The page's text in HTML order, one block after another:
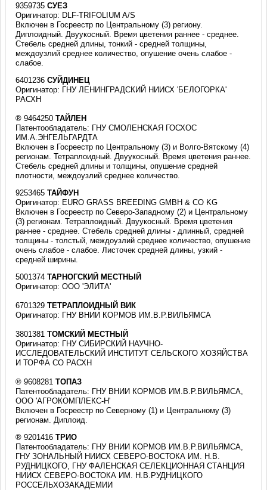
9359735СУЕЗ
Оригинатор: DLF-TRIFOLIUM A/S
Включен в Госреестр по Центральному (3) региону.
Диплоидный. Двуукосный. Время цветения раннее - среднее.
Стебель средней длины, тонкий - средней толщины,
междоузлий среднее количество, опушение очень слабое -
слабое.
6401236СУЙДИНЕЦ
Оригинатор: ГНУ ЛЕНИНГРАДСКИЙ НИИСХ 'БЕЛОГОРКА'
РАСХН
® 9464250ТАЙЛЕН
Патентообладатель: ГНУ СМОЛЕНСКАЯ ГОСХОС
ИМ.А.ЭНГЕЛЬГАРДТА
Включен в Госреестр по Центральному (3) и Волго-Вятскому (4)
регионам. Тетраплоидный. Двуукосный. Время цветения раннее.
Стебель средней длины и толщины, опушение средней
плотности, междоузлий среднее количество.
9253465ТАЙФУН
Оригинатор: EURO GRASS BREEDING GMBH & CO KG
Включен в Госреестр по Северо-Западному (2) и Центральному
(3) регионам. Тетраплоидный. Двуукосный. Время цветения
раннее - среднее. Стебель средней длины - длинный, средней
толщины - толстый, междоузлий среднее количество, опушение
очень слабое - слабое. Листочек средней длины, узкий -
средней ширины.
5001374ТАРНОГСКИЙ МЕСТНЫЙ
Оригинатор: ООО 'ЭЛИТА'
6701329ТЕТРАПЛОИДНЫЙ ВИК
Оригинатор: ГНУ ВНИИ КОРМОВ ИМ.В.Р.ВИЛЬЯМСА
3801381ТОМСКИЙ МЕСТНЫЙ
Оригинатор: ГНУ СИБИРСКИЙ НАУЧНО-
ИССЛЕДОВАТЕЛЬСКИЙ ИНСТИТУТ СЕЛЬСКОГО ХОЗЯЙСТВА
И ТОРФА СО РАСХН
® 9608281ТОПАЗ
Патентообладатель: ГНУ ВНИИ КОРМОВ ИМ.В.Р.ВИЛЬЯМСА,
ООО 'АГРОКОМПЛЕКС-Н'
Включен в Госреестр по Северному (1) и Центральному (3)
регионам. Диплоид.
® 9201416ТРИО
Патентообладатель: ГНУ ВНИИ КОРМОВ ИМ.В.Р.ВИЛЬЯМСА,
ГНУ ЗОНАЛЬНЫЙ НИИСХ СЕВЕРО-ВОСТОКА ИМ. Н.В.
РУДНИЦКОГО, ГНУ ФАЛЕНСКАЯ СЕЛЕКЦИОННАЯ СТАНЦИЯ
НИИСХ СЕВЕРО-ВОСТОКА ИМ. Н.В.РУДНИЦКОГО
РОССЕЛЬХОЗАКАДЕМИИ